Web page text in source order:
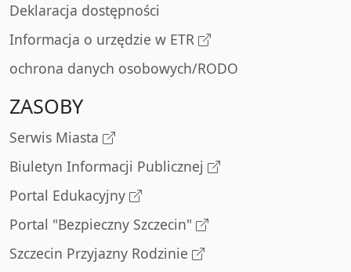
Deklaracja dostępności
Informacja o urzędzie w ETR
ochrona danych osobowych/RODO
ZASOBY
Serwis Miasta
Biuletyn Informacji Publicznej
Portal Edukacyjny
Portal "Bezpieczny Szczecin"
Szczecin Przyjazny Rodzinie